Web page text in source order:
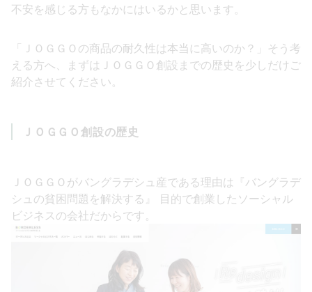
不安を感じる方もなかにはいるかと思います。
「ＪＯＧＧＯの商品の耐久性は本当に高いのか？」そう考
える方へ、まずはＪＯＧＧＯ創設までの歴史を少しだけご
紹介させてください。
ＪＯＧＧＯ創設の歴史
ＪＯＧＧＯがバングラデシュ産である理由は『バングラデ
シュの貧困問題を解決する』 目的で創業したソーシャル
ビジネスの会社だからです。